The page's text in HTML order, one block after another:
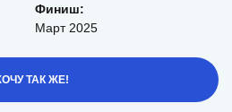
Финиш:
Март 2025
ТАК ЖЕ!